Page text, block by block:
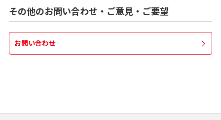
その他のお問い合わせ・ご意見・ご要望
お問い合わせ